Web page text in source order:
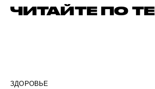
ЧИТАЙТЕ ПО
ЗДОРОВЬЕ